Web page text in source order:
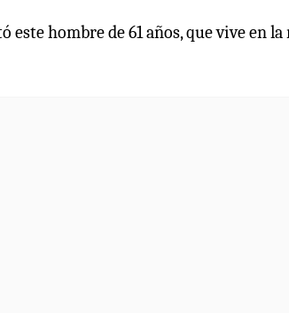
este hombre de 61 años, que vive en